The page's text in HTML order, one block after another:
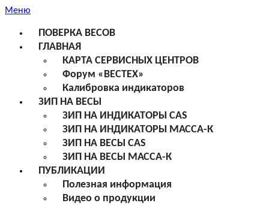
Меню
ПОВЕРКА ВЕСОВ
ГЛАВНАЯ
КАРТА СЕРВИСНЫХ ЦЕНТРОВ
Форум «ВЕСТЕХ»
Калибровка индикаторов
ЗИП НА ВЕСЫ
ЗИП НА ИНДИКАТОРЫ CAS
ЗИП НА ИНДИКАТОРЫ МАССА-К
ЗИП НА ВЕСЫ CAS
ЗИП НА ВЕСЫ МАССА-К
ПУБЛИКАЦИИ
Полезная информация
Видео о продукции